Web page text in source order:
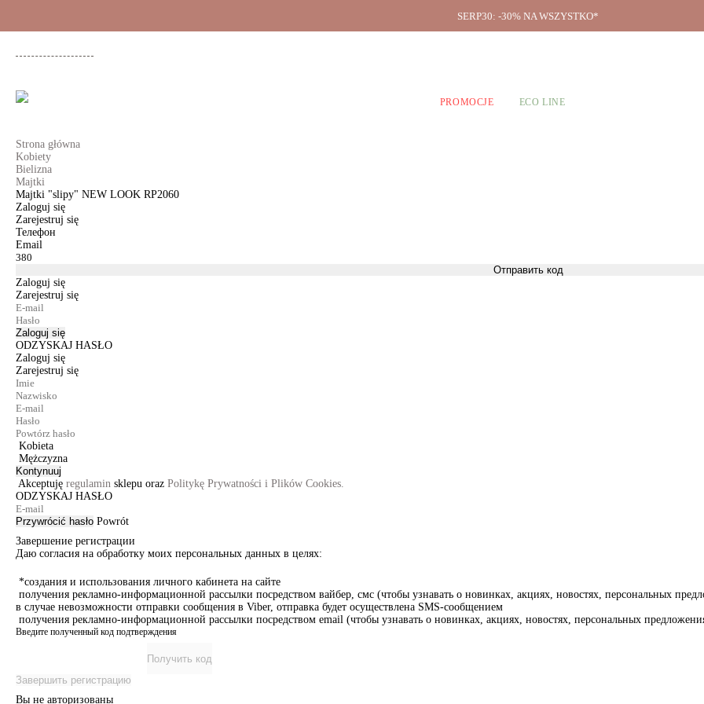
SERP30: -30% NA WSZYSTKO*
PROMOCJE ECO LINE
Strona główna
Kobiety
Bielizna
Majtki
Majtki "slipy" NEW LOOK RP2060
Zaloguj się
Zarejestruj się
Телефон
Email
Отправить код
Zaloguj się
Zarejestruj się
Zaloguj się
ODZYSKAJ HASŁO
Zaloguj się
Zarejestruj się
Kobieta
Mężczyzna
Kontynuuj
Akceptuję regulamin sklepu oraz Politykę Prywatności i Plików Cookies.
ODZYSKAJ HASŁO
Przywrócić hasło Powrót
Завершение регистрации
Даю согласия на обработку моих персональных данных в целях:
*создания и использования личного кабинета на сайте
получения рекламно-информационной рассылки посредством вайбер, смс (чтобы узнавать о новинках, акциях, новостях, персональных
в случае невозможности отправки сообщения в Viber, отправка будет осуществлена SMS-сообщением
получения рекламно-информационной рассылки посредством email (чтобы узнавать о новинках, акциях, новостях, персональных
Введите полученный код подтверждения
Получить код
Завершить регистрацию
Вы не авторизованы